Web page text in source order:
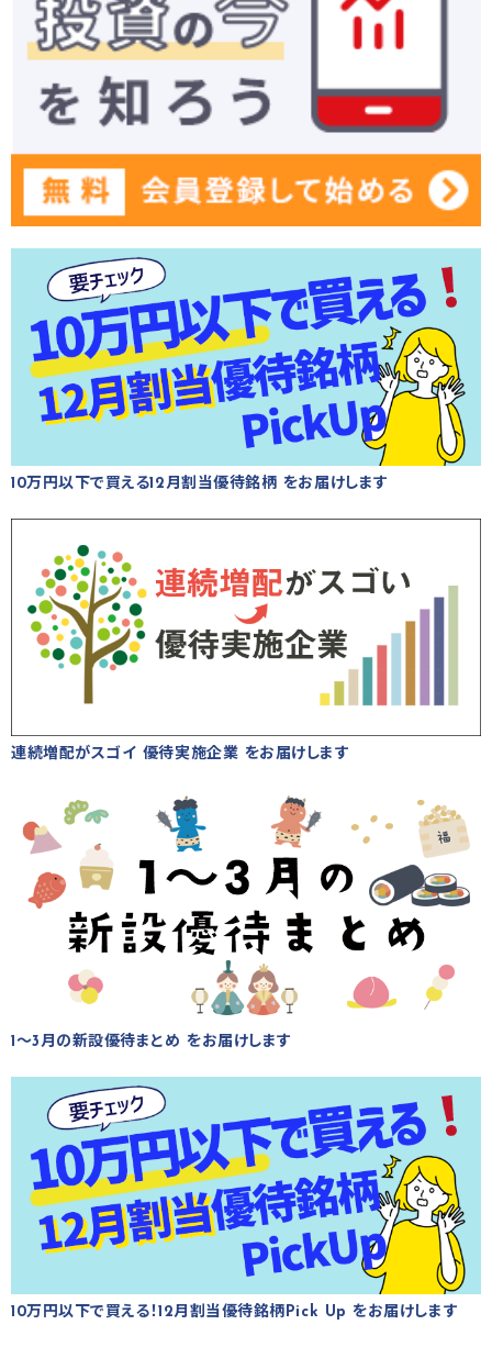
10万円以下で買える12月割当優待銘柄 をお届けします
連続増配がスゴイ 優待実施企業 をお届けします
1～3月の新設優待まとめ をお届けします
10万円以下で買える！12月割当優待銘柄Pick Up をお届けします